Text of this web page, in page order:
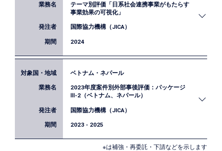
政策立案に関わる愛媛県職員及び県内の市町職員を
対象に、EBPMの概要やエビデンスの作り方、効果
検証の設計に関する演習を含む研修を実施しまし
た。
テーマ別評価「日系社会連携事業がもたらす
事業効果の可視化」
国際協力機構（JICA）
2024
JICAが中南米日系社会を対象に行ってきた連携事業
のうち、助成金交付事業、日系社会次世代育成研
修、日系社会リーダー育成事業、日系社会研修、海
外移住資料館に焦点を当て、それらのスキームが中
南米日系社会の維持・発展、及び日本と日系社会と
業の成果を定量的・定性的に分析し、今後の事業改
ベトナム・ネパール
2023年度案件別外部事後評価：パッケージ
Ⅲ-2（ベトナム、ネパール）
国際協力機構（JICA）
2023 - 2025
※は補強・再委託・下請などを示します